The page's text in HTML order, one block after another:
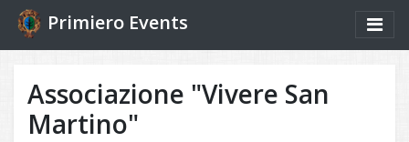
Primiero Events
Associazione "Vivere San
Martino"